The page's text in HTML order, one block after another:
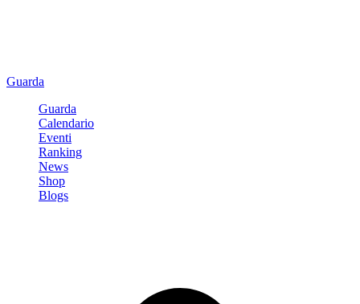
Guarda
Guarda
Calendario
Eventi
Ranking
News
Shop
Blogs